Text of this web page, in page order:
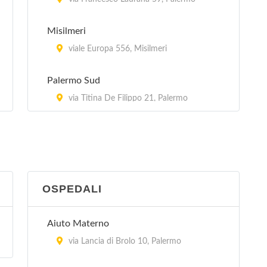
Guardia di Finanza Stazione Navale
via Cavour 2, Palermo
Misilmeri
viale Europa 556, Misilmeri
Palermo Sud
via Titina De Filippo 21, Palermo
Termini Imerese
via Vittorio Amedeo 34, Termini Imerese
OSPEDALI
Aiuto Materno
via Lancia di Brolo 10, Palermo